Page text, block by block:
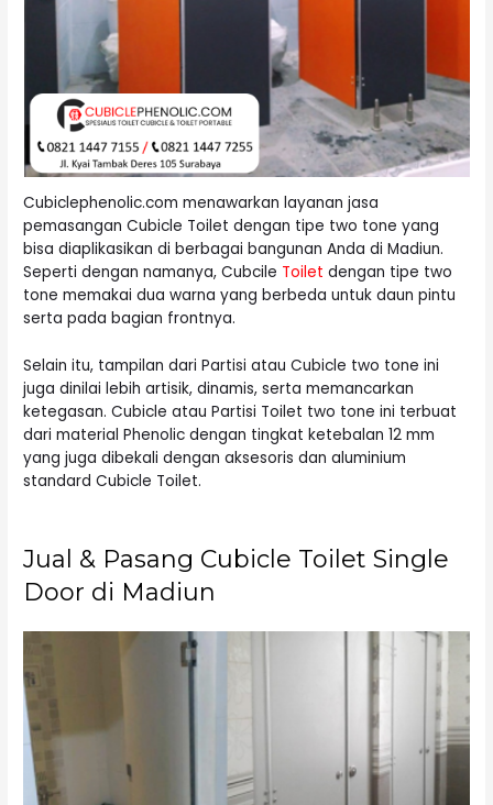
Cubiclephenolic.com menawarkan layanan jasa
pemasangan Cubicle Toilet dengan tipe two tone yang
bisa diaplikasikan di berbagai bangunan Anda di Madiun.
Seperti dengan namanya, Cubcile Toilet dengan tipe two
tone memakai dua warna yang berbeda untuk daun pintu
serta pada bagian frontnya.
Selain itu, tampilan dari Partisi atau Cubicle two tone ini
juga dinilai lebih artisik, dinamis, serta memancarkan
ketegasan. Cubicle atau Partisi Toilet two tone ini terbuat
dari material Phenolic dengan tingkat ketebalan 12 mm
yang juga dibekali dengan aksesoris dan aluminium
standard Cubicle Toilet.
Jual & Pasang Cubicle Toilet Single
Door di Madiun